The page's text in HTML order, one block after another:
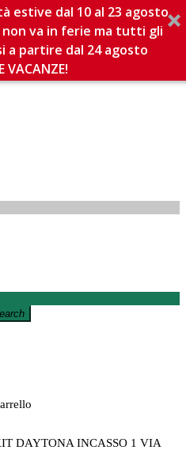
estive dal 10 al 23 agosto
va in ferie ma tutti gli
a partire dal 24 agosto
VACANZE!
DAYTONA INCASSO 1 VIA